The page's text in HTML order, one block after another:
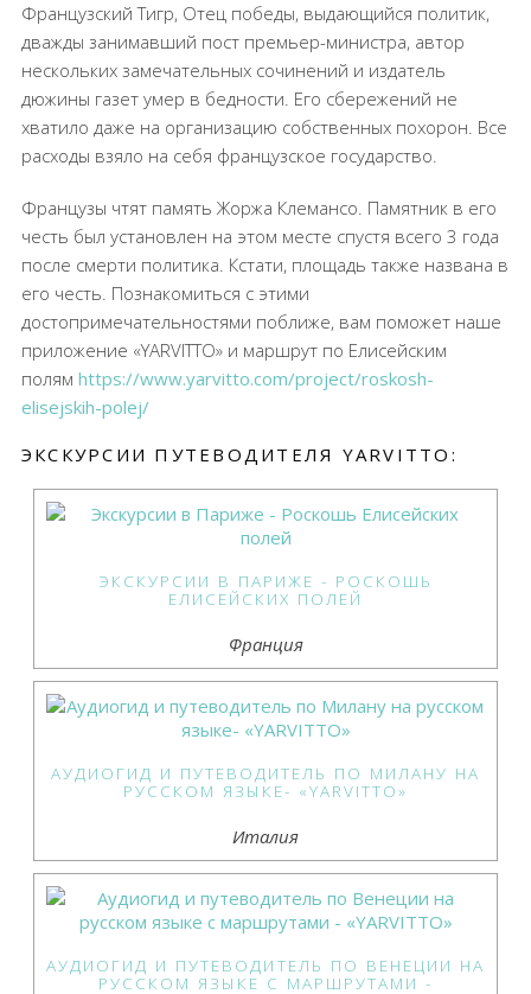
Французский Тигр, Отец победы, выдающийся политик,
дважды занимавший пост премьер-министра, автор
нескольких замечательных сочинений и издатель
дюжины газет умер в бедности. Его сбережений не
хватило даже на организацию собственных похорон. Все
расходы взяло на себя французское государство.
Французы чтят память Жоржа Клемансо. Памятник в его
честь был установлен на этом месте спустя всего 3 года
после смерти политика. Кстати, площадь также названа в
его честь. Познакомиться с этими
достопримечательностями поближе, вам поможет наше
приложение «YARVITTO» и маршрут по Елисейским
полям https://www.yarvitto.com/project/roskosh-
elisejskih-polej/
ЭКСКУРСИИ ПУТЕВОДИТЕЛЯ YARVITTO:
ЭКСКУРСИИ В ПАРИЖЕ - РОСКОШЬ
ЕЛИСЕЙСКИХ ПОЛЕЙ
Франция
АУДИОГИД И ПУТЕВОДИТЕЛЬ ПО МИЛАНУ НА
РУССКОМ ЯЗЫКЕ- «YARVITTO»
Италия
АУДИОГИД И ПУТЕВОДИТЕЛЬ ПО ВЕНЕЦИИ НА
РУССКОМ ЯЗЫКЕ С МАРШРУТАМИ -